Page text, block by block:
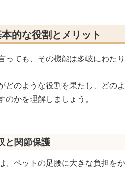
的な役割とメリット
っても、その機能は多岐にわたり
どのような役割を果たし、どのよ
のかを理解しましょう。
と関節保護
、ペットの足腰に大きな負担をか